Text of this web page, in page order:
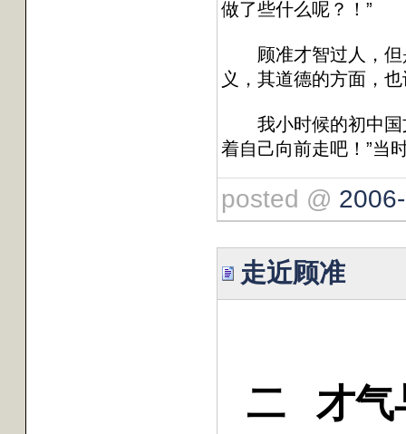
做了些什么呢？！”
顾准才智过人，但是
义，其道德的方面，
我小时候的初中国文
着自己向前走吧！”当
posted @
走近顾准
二 才气